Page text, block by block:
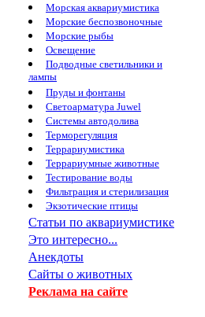
Морская аквариумистика
Морские беспозвоночные
Морские рыбы
Освещение
Подводные светильники и
лампы
Пруды и фонтаны
Светоарматура Juwel
Системы автодолива
Терморегуляция
Террариумистика
Террариумные животные
Тестирование воды
Фильтрация и стерилизация
Экзотические птицы
Статьи по аквариумистике
Это интересно...
Анекдоты
Сайты о животных
Реклама на сайте